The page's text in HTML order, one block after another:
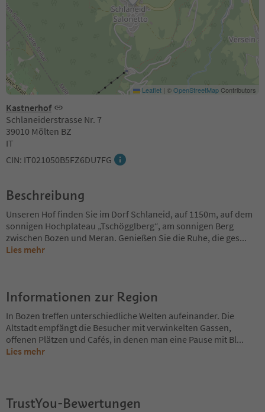
Kastnerhof
Schlaneiderstrasse Nr. 7
39010 Mölten BZ
IT
CIN: IT021050B5FZ6DU7FG
Leaflet | ©OpenStreetMapContributors
Beschreibung
Unseren Hof finden Sie im Dorf Schlaneid, auf 1150m, auf dem
sonnigen Hochplateau „Tschögglberg“, am sonnigen Berg
zwischen Bozen und Meran. Genießen Sie die Ruhe, die ges...
Lies mehr
Informationen zur Region
In Bozen treffen unterschiedliche Welten aufeinander. Die
Altstadt empfängt die Besucher mit verwinkelten Gassen,
offenen Plätzen und Cafés, in denen man eine Pause mit Bl...
Lies mehr
TrustYou-Bewertungen